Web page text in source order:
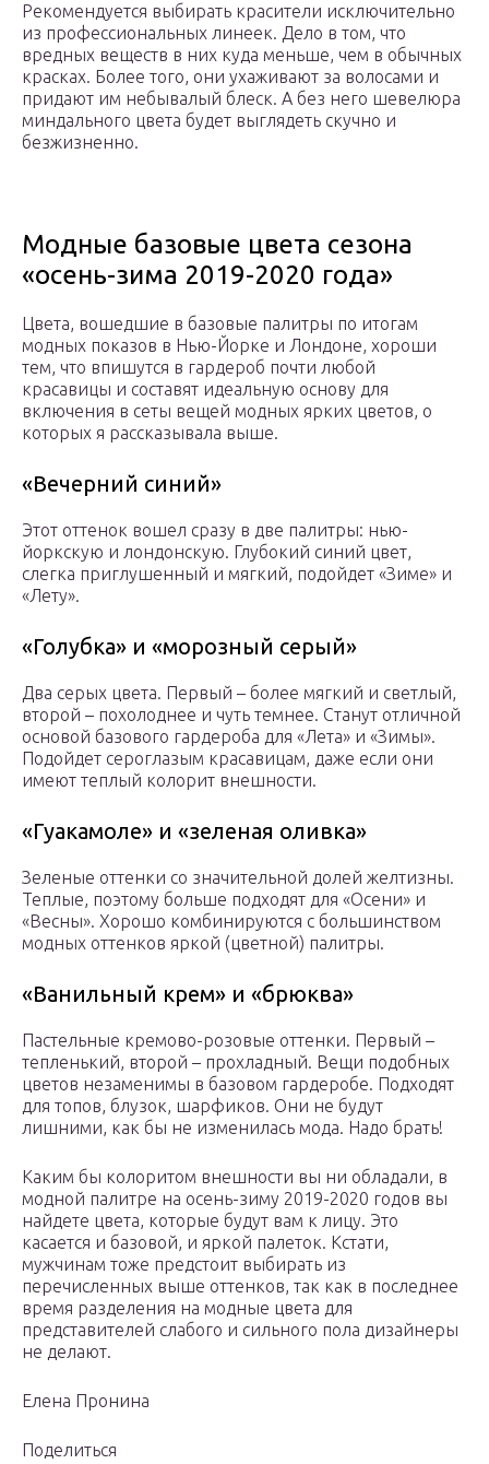
Рекомендуется выбирать красители исключительно
из профессиональных линеек. Дело в том, что
вредных веществ в них куда меньше, чем в обычных
красках. Более того, они ухаживают за волосами и
придают им небывалый блеск. А без него шевелюра
миндального цвета будет выглядеть скучно и
безжизненно.
Модные базовые цвета сезона
«осень-зима 2019-2020 года»
Цвета, вошедшие в базовые палитры по итогам
модных показов в Нью-Йорке и Лондоне, хороши
тем, что впишутся в гардероб почти любой
красавицы и составят идеальную основу для
включения в сеты вещей модных ярких цветов, о
которых я рассказывала выше.
«Вечерний синий»
Этот оттенок вошел сразу в две палитры: нью-
йоркскую и лондонскую. Глубокий синий цвет,
слегка приглушенный и мягкий, подойдет «Зиме» и
«Лету».
«Голубка» и «морозный серый»
Два серых цвета. Первый – более мягкий и светлый,
второй – похолоднее и чуть темнее. Станут отличной
основой базового гардероба для «Лета» и «Зимы».
Подойдет сероглазым красавицам, даже если они
имеют теплый колорит внешности.
«Гуакамоле» и «зеленая оливка»
Зеленые оттенки со значительной долей желтизны.
Теплые, поэтому больше подходят для «Осени» и
«Весны». Хорошо комбинируются с большинством
модных оттенков яркой (цветной) палитры.
«Ванильный крем» и «брюква»
Пастельные кремово-розовые оттенки. Первый –
тепленький, второй – прохладный. Вещи подобных
цветов незаменимы в базовом гардеробе. Подходят
для топов, блузок, шарфиков. Они не будут
лишними, как бы не изменилась мода. Надо брать!
Каким бы колоритом внешности вы ни обладали, в
модной палитре на осень-зиму 2019-2020 годов вы
найдете цвета, которые будут вам к лицу. Это
касается и базовой, и яркой палеток. Кстати,
мужчинам тоже предстоит выбирать из
перечисленных выше оттенков, так как в последнее
время разделения на модные цвета для
представителей слабого и сильного пола дизайнеры
не делают.
Елена Пронина
Поделиться